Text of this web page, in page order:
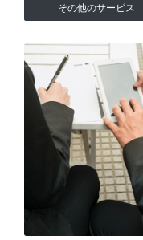
その他のサービス